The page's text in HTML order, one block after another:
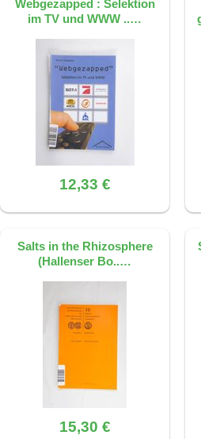
Webgezapped : Selektion
im TV und WWW ..…
12,33 €
Salts in the Rhizosphere
(Hallenser Bo..…
15,30 €